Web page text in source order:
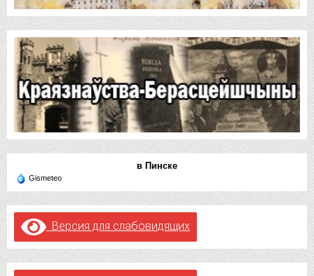
в Пинске
Gismeteo
Версия для слабовидящих